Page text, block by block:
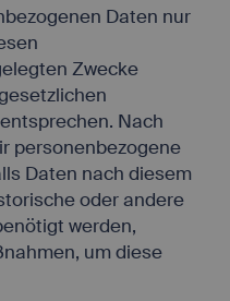
Daten nur
Zwecke
Nach
personenbezogene
Daten nach diesem
oder andere
werden,
um diese